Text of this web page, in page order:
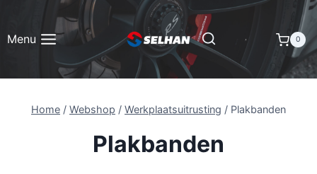
inhoud
Menu 0
Home / Webshop / Werkplaatsuitrusting / Plakbanden
Plakbanden